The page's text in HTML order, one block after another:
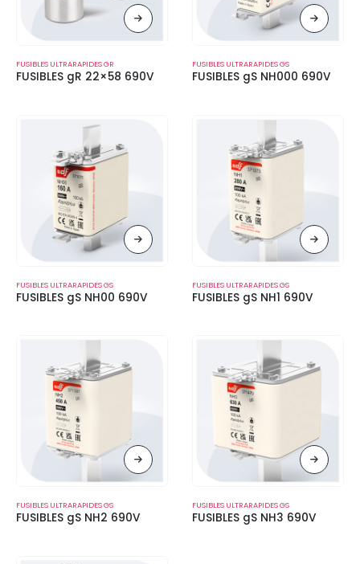
FUSIBLES ULTRARAPIDES GR
FUSIBLES gR 22×58 690V
FUSIBLES ULTRARAPIDES GS
FUSIBLES gS NH000 690V
FUSIBLES ULTRARAPIDES GS
FUSIBLES gS NH00 690V
FUSIBLES ULTRARAPIDES GS
FUSIBLES gS NH1 690V
FUSIBLES ULTRARAPIDES GS
FUSIBLES gS NH2 690V
FUSIBLES ULTRARAPIDES GS
FUSIBLES gS NH3 690V